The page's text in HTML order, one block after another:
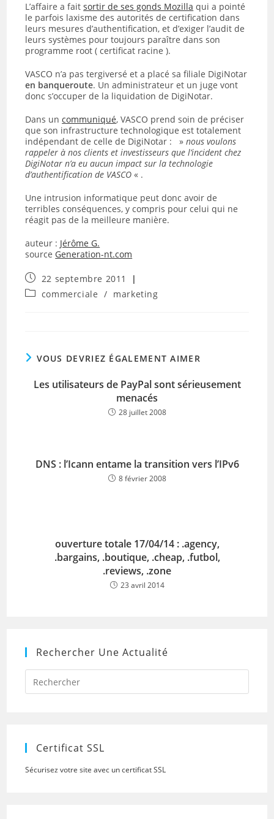
L’affaire a faitsortir de ses gonds Mozilla qui a pointé
le parfois laxisme des autorités de certification dans
leurs mesures d’authentification, et d’exiger l’audit de
leurs systèmes pour toujours paraître dans son
programme root ( certificat racine ).
VASCO n’a pas tergiversé et a placé sa filiale DigiNotar
en banqueroute. Un administrateur et un juge vont
donc s’occuper de la liquidation de DigiNotar.
Dans uncommuniqué, VASCO prend soin de préciser
que son infrastructure technologique est totalement
indépendant de celle de DigiNotar : »nous voulons
rappeler à nos clients et investisseurs que l’incident chez
DigiNotar n’a eu aucun impact sur la technologie
d’authentification de VASCO « .
Une intrusion informatique peut donc avoir de
terribles conséquences, y compris pour celui qui ne
réagit pas de la meilleure manière.
auteur : Jérôme G.
source Generation-nt.com
Publication
publiée :
22 septembre 2011
Postcommerciale / marketing
VOUS DEVRIEZ ÉGALEMENT AIMER
Les utilisateurs de PayPal sont sérieusement
menacés
28 juillet 2008
DNS : l’Icann entame la transition vers l’IPv6
8 février 2008
ouverture totale 17/04/14 : .agency,
.bargains, .boutique, .cheap, .futbol,
.reviews, .zone
23 avril 2014
Rechercher Une Actualité
Press
to
Certificat SSL
Sécurisez votre site avec un certificat SSL